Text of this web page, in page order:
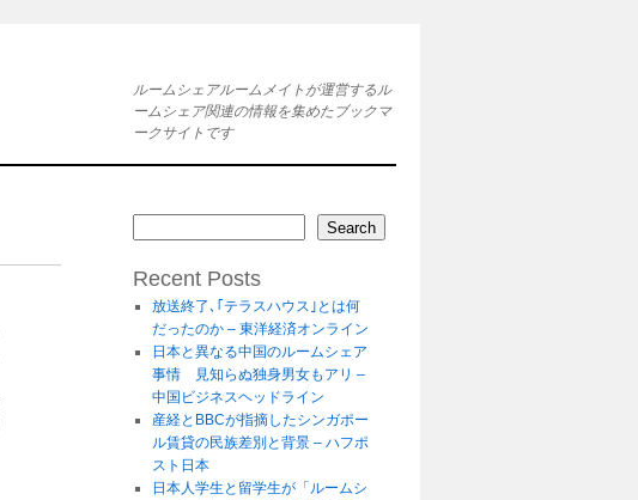
ルームシェアルームメイトが運営するル
ームシェア関連の情報を集めたブックマ
ークサイトです
Search
Recent Posts
放送終了､｢テラスハウス｣とは何
だったのか – 東洋経済オンライン
日本と異なる中国のルームシェア
事情 見知らぬ独身男女もアリ –
中国ビジネスヘッドライン
産経とBBCが指摘したシンガポー
ル賃貸の民族差別と背景 – ハフポ
スト日本
日本人学生と留学生が「ルームシ